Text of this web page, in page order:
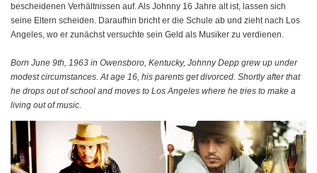
bescheidenen Verhältnissen auf. Als Johnny 16 Jahre alt ist, lassen sich
seine Eltern scheiden. Daraufhin bricht er die Schule ab und zieht nach Los
Angeles, wo er zunächst versuchte sein Geld als Musiker zu verdienen.
Born June 9th, 1963 in Owensboro, Kentucky, Johnny Depp grew up under
modest circumstances. At age 16, his parents get divorced. Shortly after that
he drops out of school and moves to Los Angeles where he tries to make a
living out of music.